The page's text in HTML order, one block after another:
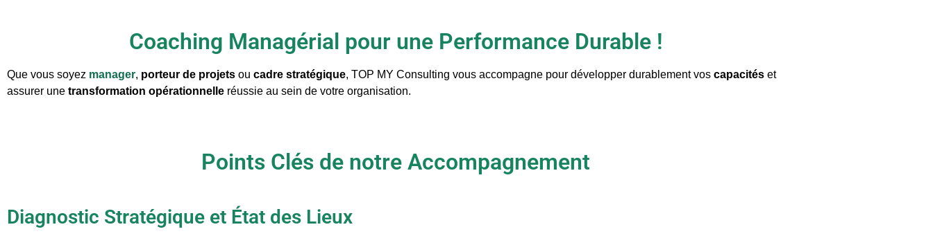
Coaching Managérial pour une Performance Durable !
Que vous soyez manager, porteur de projets ou cadre stratégique, TOP MY Consulting vous accompagne pour développer durablement vos capacités et
assurer une transformation opérationnelle réussie au sein de votre organisation.
Points Clés de notre Accompagnement
Diagnostic Stratégique et État des Lieux